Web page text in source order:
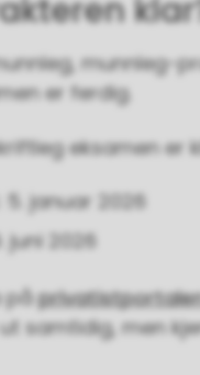
munnleg-
er ferdig.
eksamen er
januar 2026
juni 2026
på
samtidig, men